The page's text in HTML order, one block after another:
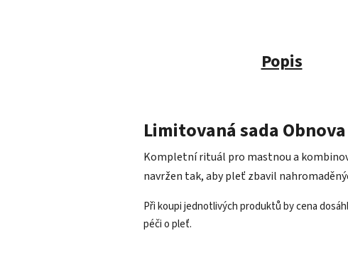
Popis
Limitovaná sada
Kompletní rituál pro mastnou a
navržen tak, aby pleť zbavil
Při koupi jednotlivých produktů by cena
péči o pleť.